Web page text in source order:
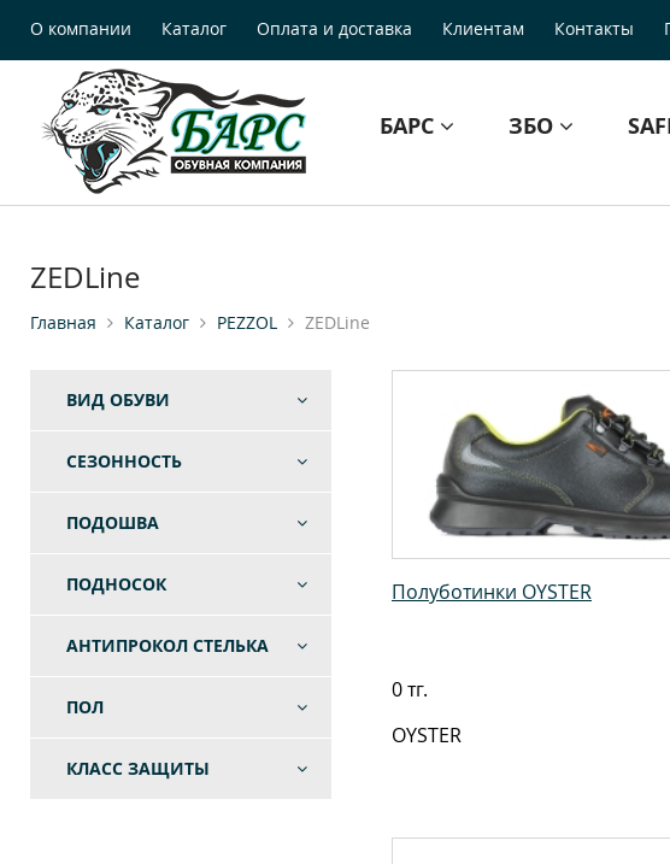
О компании Каталог Оплата и доставка Клиентам Контакты
БАРС ЗБО
ZEDLine
Главная Каталог PEZZOL ZEDLine
ВИД ОБУВИ
СЕЗОННОСТЬ
ПОДОШВА
ПОДНОСОК
АНТИПРОКОЛ СТЕЛЬКА
ПОЛ
КЛАСС ЗАЩИТЫ
Полуботинки OYSTER
0 тг.
OYSTER